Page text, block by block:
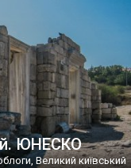
з фондів об’єкту
Таврійського».
але експерти та
[…]
ЮНЕСКО
Великий київський